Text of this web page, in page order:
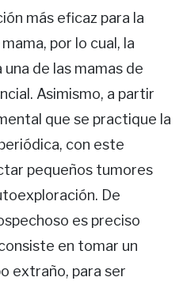
más eficaz para la
por lo cual, la
de las mamas de
Asimismo, a partir
que se practique la
con este
pequeños tumores
De
es preciso
en tomar un
extraño, para ser